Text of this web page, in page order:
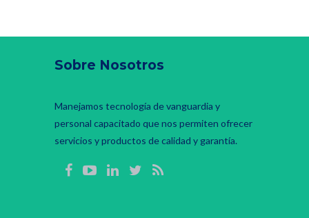
Sobre Nosotros
Manejamos tecnología de vanguardia y
personal capacitado que nos permiten ofrecer
servicios y productos de calidad y garantía.